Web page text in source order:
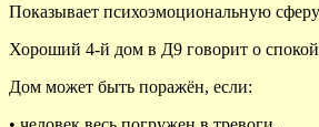
Показывает психоэмоциональную
Хороший 4-й дом в Д9 говорит о
Дом может быть поражён, если: